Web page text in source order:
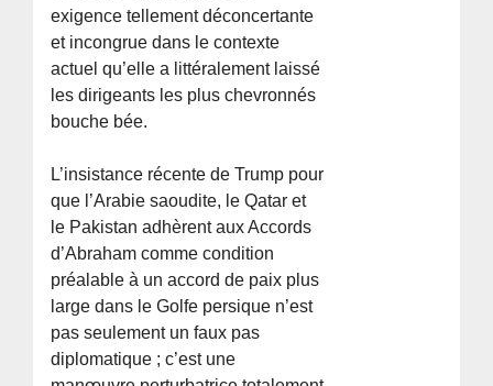
exigence tellement déconcertante
et incongrue dans le contexte
actuel qu’elle a littéralement laissé
les dirigeants les plus chevronnés
bouche bée.
L’insistance récente de Trump pour
que l’Arabie saoudite, le Qatar et
le Pakistan adhèrent aux Accords
d’Abraham comme condition
préalable à un accord de paix plus
large dans le Golfe persique n’est
pas seulement un faux pas
diplomatique ; c’est une